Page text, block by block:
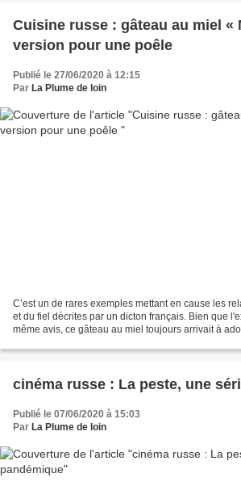
Cuisine russe : gâteau au miel «
version pour une poêle
Publié le 27/06/2020 à 12:15
Par La Plume de loin
C’est un de rares exemples mettant en cause les
et du fiel décrites par un dicton français. Bien que
même avis, ce gâteau au miel toujours arrivait à
cinéma russe : La peste, une
Publié le 07/06/2020 à 15:03
Par La Plume de loin